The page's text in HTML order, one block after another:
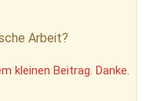
Arbeit?
kleinen Beitrag. Danke.